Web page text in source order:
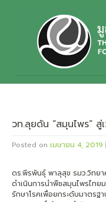
วท.ลุยดัน “สมุนไพร” สู่
Posted on เมษายน 4, 2019 |
ดร.พีรพันธุ์ พาลุสุข รมว.วิทยา
ดำเนินการนำพืชสมุนไพรไทย
รักษาโรคเพื่อยกระดับมาตรฐ